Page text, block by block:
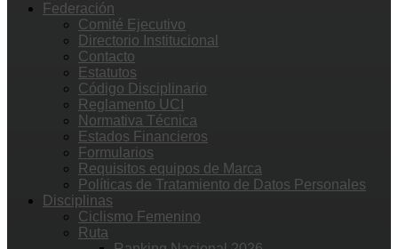
Federación
Comité Ejecutivo
Directorio Institucional
Contacto
Estatutos
Código Disciplinario
Reglamento UCI
Normativa Técnica
Estados Financieros
Formularios
Requisitos equipos de Marca
Políticas de Tratamiento de Datos Personales
Disciplinas
Ciclismo Femenino
Ruta